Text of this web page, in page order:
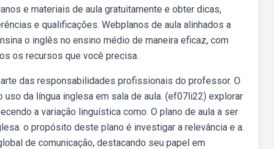
e materiais de aula gratuitamente e obter dicas,
e qualificações. Webplanos de aula alinhados a
o inglês no ensino médio de maneira eficaz, com
os recursos que você precisa.
das responsabilidades profissionais do professor. O
da língua inglesa em sala de aula. (ef07li22) explorar
a variação linguística como. O plano de aula a ser
o propósito deste plano é investigar a relevância e a.
de comunicação, destacando seu papel em